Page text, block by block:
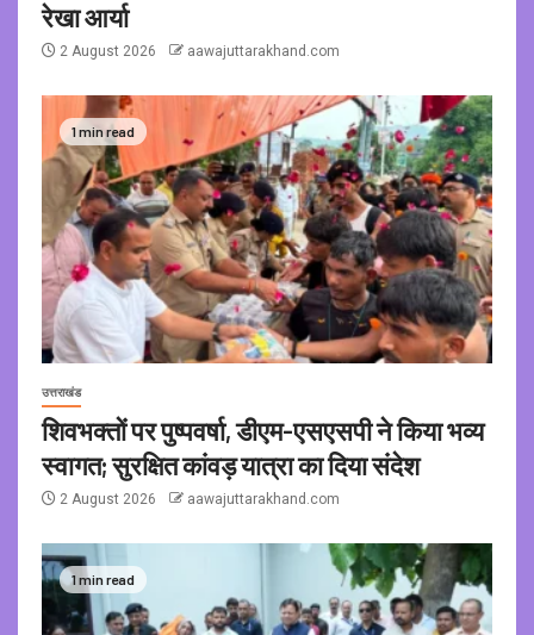
रेखा आर्या
2 August 2026 aawajuttarakhand.com
1 min read
उत्तराखंड
शिवभक्तों पर पुष्पवर्षा, डीएम-एसएसपी ने किया भव्य
स्वागत; सुरक्षित कांवड़ यात्रा का दिया संदेश
2 August 2026 aawajuttarakhand.com
1 min read